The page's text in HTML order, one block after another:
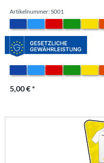
Artikelnummer: S001
5,00 € *